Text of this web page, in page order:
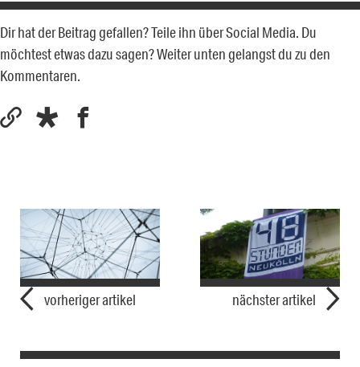
Dir hat der Beitrag gefallen? Teile ihn über Social Media. Du
möchtest etwas dazu sagen? Weiter unten gelangst du zu den
Kommentaren.
vorheriger artikel nächster artikel